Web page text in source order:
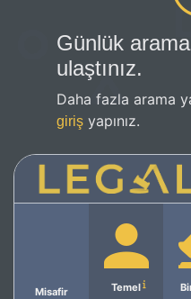
Günlük
ulaştınız.
Daha fazla arama
giriş yapınız.
Misafir Temel